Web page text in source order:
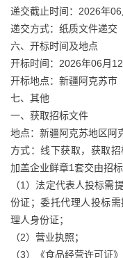
递交截止时间：2026年
递交方式：纸质文件递交
六、开标时间及地点
开标时间：2026年06月
开标地点：新疆阿克苏市
七、其他
一、获取招标文件
地点：新疆阿克苏地区阿
方式：线下获取，获取
加盖企业鲜章1套交由招标
（1）法定代表人投标需
份证；委托代理人投标
理人身份证；
（2）营业执照；
（3）《食品经营许可证》